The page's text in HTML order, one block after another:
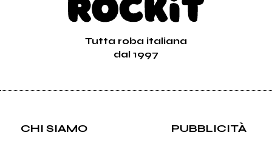
Tutta roba italiana
dal 1997
CHI SIAMO PUBBLICITÀ